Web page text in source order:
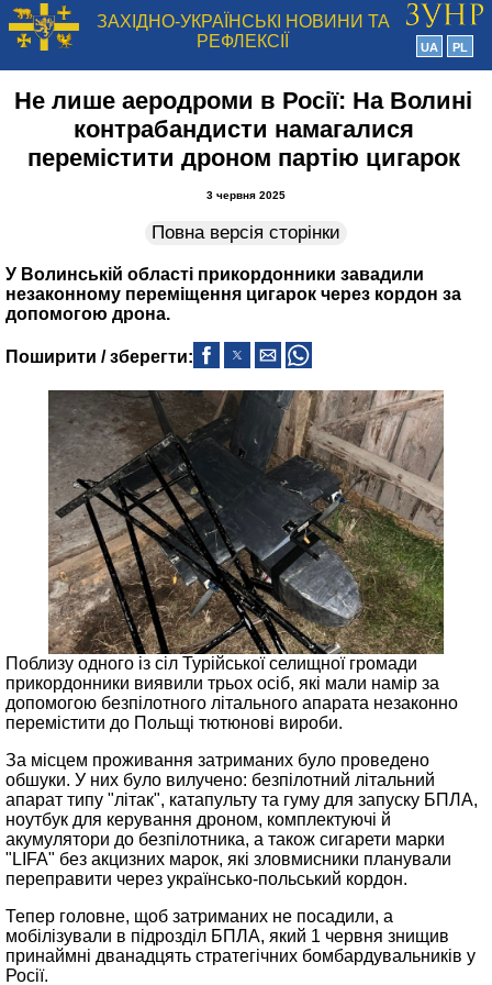
ЗАХІДНО-УКРАЇНСЬКІ НОВИНИ ТА
РЕФЛЕКСІЇ
UA PL
Не лише аеродроми в Росії: На Волині
контрабандисти намагалися
перемістити дроном партію цигарок
3 червня 2025
Повна версія сторінки
У Волинській області прикордонники завадили
незаконному переміщення цигарок через кордон за
допомогою дрона.
Поширити / зберегти:
Поблизу одного із сіл Турійської селищної громади
прикордонники виявили трьох осіб, які мали намір за
допомогою безпілотного літального апарата незаконно
перемістити до Польщі тютюнові вироби.
За місцем проживання затриманих було проведено
обшуки. У них було вилучено: безпілотний літальний
апарат типу "літак", катапульту та гуму для запуску БПЛА,
ноутбук для керування дроном, комплектуючі й
акумулятори до безпілотника, а також сигарети марки
"LIFA" без акцизних марок, які зловмисники планували
переправити через українсько-польський кордон.
Тепер головне, щоб затриманих не посадили, а
мобілізували в підрозділ БПЛА, який 1 червня знищив
принаймні дванадцять стратегічних бомбардувальників у
Росії.